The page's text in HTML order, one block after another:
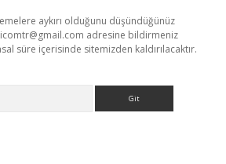
aykırı olduğunu düşündüğünüz
adresine bildirmeniz
süre içerisinde sitemizden kaldırılacaktır.